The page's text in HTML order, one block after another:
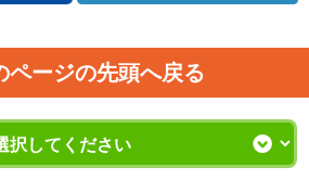
ページの先頭へ戻る